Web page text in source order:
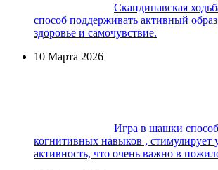
Скандинавская
способ поддерживать активный
здоровье и самочувствие.
10 Марта 2026
Игра в шашки
когнитивных навыков , стимулирует
активность, что очень важно в